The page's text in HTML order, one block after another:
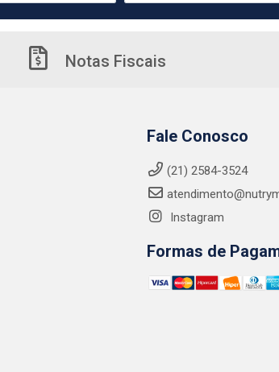
Notas Fiscais
Fale Conosco
(21) 2584-3524
Instagram
Formas de